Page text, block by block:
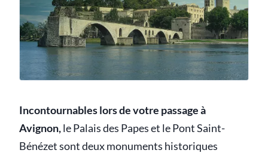
Incontournables lors de votre passage à
Avignon,le Palais des Papes et le Pont Saint-
Bénézet sont deux monuments historiques